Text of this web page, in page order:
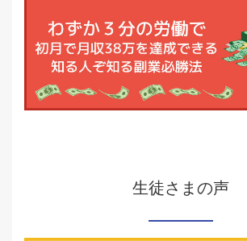
生徒さまの声